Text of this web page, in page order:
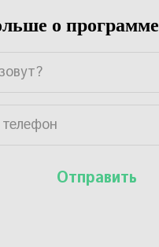
о программе